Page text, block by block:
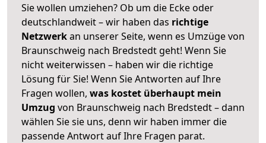
Sie wollen umziehen? Ob um die Ecke oder
deutschlandweit – wir haben das richtige
Netzwerkan unserer Seite, wenn es Umzüge von
Braunschweig nach Bredstedt geht! Wenn Sie
nicht weiterwissen – haben wir die richtige
Lösung für Sie! Wenn Sie Antworten auf Ihre
Fragen wollen, was kostet überhaupt mein
Umzug von Braunschweig nach Bredstedt – dann
wählen Sie sie uns, denn wir haben immer die
passende Antwort auf Ihre Fragen parat.